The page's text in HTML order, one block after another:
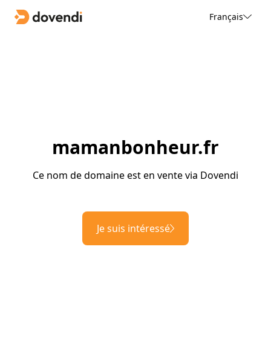
Français
mamanbonheur.fr
Ce nom de domaine est en vente via Dovendi
Je suis intéressé